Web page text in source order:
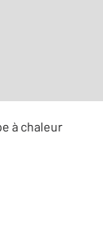
à chaleur